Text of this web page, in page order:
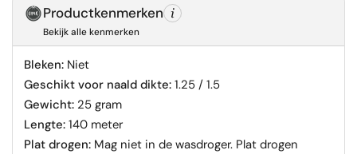
Productkenmerken
Bekijk alle kenmerken
Bleken:Niet
Geschikt voor naald dikte:1.25 / 1.5
Gewicht:25 gram
Lengte:140 meter
Plat drogen:Mag niet in de wasdroger. Plat drogen